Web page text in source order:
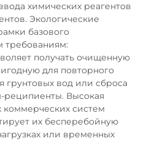
химических реагентов
Экологические
базового
требованиям:
получать очищенную
для повторного
грунтовых вод или сброса
реципиенты. Высокая
коммерческих систем
их бесперебойную
или временных